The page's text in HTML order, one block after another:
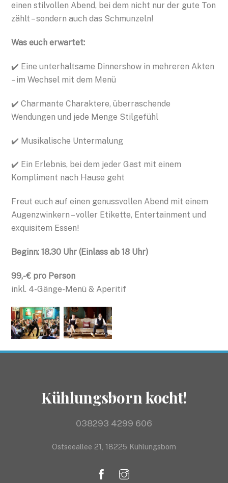
einen stilvollen Abend, bei dem nicht nur der gute Ton
zählt – sondern auch das Schmunzeln!
Was euch erwartet:
✔️ Eine unterhaltsame Dinnershow in mehreren Akten
– im Wechsel mit dem Menü
✔️ Charmante Charaktere, überraschende
Wendungen und jede Menge Stilgefühl
✔️ Musikalische Untermalung
✔️ Ein Erlebnis, bei dem jeder Gast mit einem
Kompliment nach Hause geht
Freut euch auf einen genussvollen Abend mit einem
Augenzwinkern – voller Etikette, Entertainment und
exquisitem Essen!
Beginn: 18.30 Uhr (Einlass ab 18 Uhr)
99,- € pro Person
inkl. 4-Gänge-Menü & Aperitif
Back
Top
Kühlungsborn kocht!
038293 4299 606
Ostseeallee 21, 18225 Kühlungsborn